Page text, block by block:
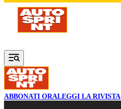
Vai al contenuto principale
ABBONATI ORALEGGI LA RIVISTA